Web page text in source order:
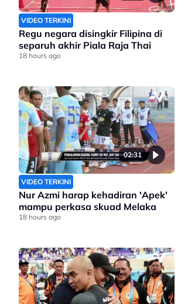
VIDEO TERKINI
Regu negara disingkir Filipina di
separuh akhir Piala Raja Thai
18 hours ago
02:31
VIDEO TERKINI
Nur Azmi harap kehadiran 'Apek'
mampu perkasa skuad Melaka
18 hours ago